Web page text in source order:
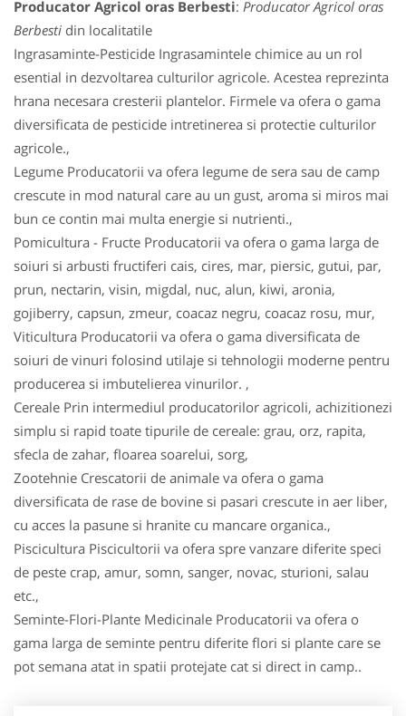
Producator Agricol oras Berbesti: Producator Agricol oras
Berbesti din localitatile
Ingrasaminte-Pesticide Ingrasamintele chimice au un rol
esential in dezvoltarea culturilor agricole. Acestea reprezinta
hrana necesara cresterii plantelor. Firmele va ofera o gama
diversificata de pesticide intretinerea si protectie culturilor
agricole.,
Legume Producatorii va ofera legume de sera sau de camp
crescute in mod natural care au un gust, aroma si miros mai
bun ce contin mai multa energie si nutrienti.,
Pomicultura - Fructe Producatorii va ofera o gama larga de
soiuri si arbusti fructiferi cais, cires, mar, piersic, gutui, par,
prun, nectarin, visin, migdal, nuc, alun, kiwi, aronia,
gojiberry, capsun, zmeur, coacaz negru, coacaz rosu, mur,
Viticultura Producatorii va ofera o gama diversificata de
soiuri de vinuri folosind utilaje si tehnologii moderne pentru
producerea si imbutelierea vinurilor. ,
Cereale Prin intermediul producatorilor agricoli, achizitionezi
simplu si rapid toate tipurile de cereale: grau, orz, rapita,
sfecla de zahar, floarea soarelui, sorg,
Zootehnie Crescatorii de animale va ofera o gama
diversificata de rase de bovine si pasari crescute in aer liber,
cu acces la pasune si hranite cu mancare organica.,
Piscicultura Piscicultorii va ofera spre vanzare diferite speci
de peste crap, amur, somn, sanger, novac, stu­ri­oni, salau
etc.,
Seminte-Flori-Plante Medicinale Producatorii va ofera o
gama larga de seminte pentru diferite flori si plante care se
pot semana atat in spatii protejate cat si direct in camp..